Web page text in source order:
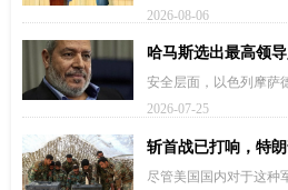
地时间8月6日，巴基斯
续对话创造条件，并推
2026-08-06
哈马斯选出最高领
把火先烧向了以色列
安全层面，以色列摩萨
险时刻存在；内部治理
的理念分歧，凝聚内部
面，面对民众渴望和平
2026-07-25
斩首战已打响，特
很快，伊军准时封
尽管美国国内对于这种